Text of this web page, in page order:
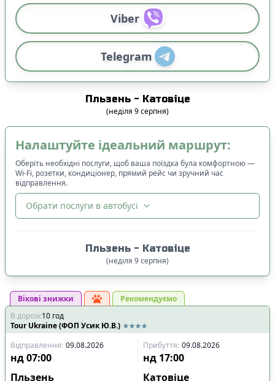
Viber
Telegram
Пльзень - Катовіце
(неділя 9серпня)
Налаштуйте ідеальний маршрут:
Оберіть необхідні послуги, щоб ваша поїздка була комфортною —
Wi-Fi, розетки, кондиціонер, прямий рейс чи зручний час
відправлення.
Обрати послуги в автобусі
Спочатку дешевші
Час відправлення
Спочатку ранні
Спочатку вечірні
Час прибуття
Спочатку ранні
Пльзень - Катовіце
(неділя 9серпня)
Вікові знижки
Рекомендуємо
В дорозі:10 год
Tour Ukraine (ФОП Усик Ю.В.)
Відправлення: 09.08.2026 Прибуття: 09.08.2026
нд07:00 нд 17:00
Пльзень
Катовіце